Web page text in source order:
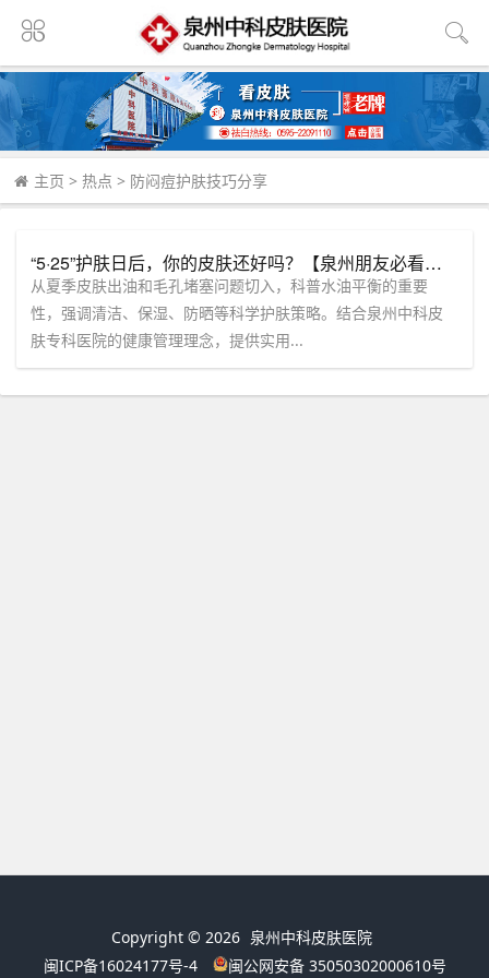
主页 > 热点 > 防闷痘护肤技巧分享
“5·25”护肤日后，你的皮肤还好吗？【泉州朋友必看】中科皮肤专科教你破解夏季“水油失衡”难题！
从夏季皮肤出油和毛孔堵塞问题切入，科普水油平衡的重要
性，强调清洁、保湿、防晒等科学护肤策略。结合泉州中科皮
肤专科医院的健康管理理念，提供实用...
Copyright © 2026 泉州中科皮肤医院
闽ICP备16024177号-4
闽公网安备 35050302000610号